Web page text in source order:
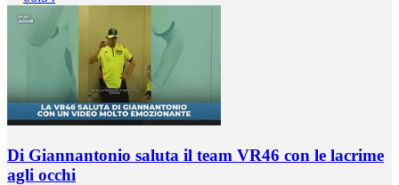
Di Giannantonio saluta il team VR46 con le lacrime
agli occhi